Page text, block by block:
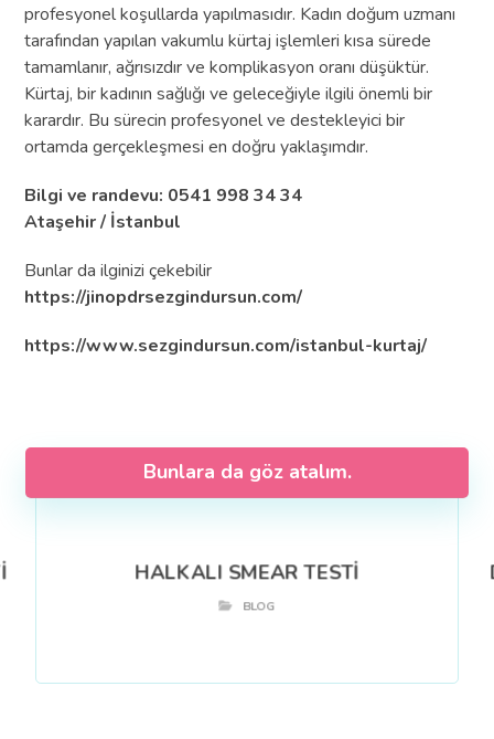
profesyonel koşullarda yapılmasıdır. Kadın doğum uzmanı
tarafından yapılan vakumlu kürtaj işlemleri kısa sürede
tamamlanır, ağrısızdır ve komplikasyon oranı düşüktür.
Kürtaj, bir kadının sağlığı ve geleceğiyle ilgili önemli bir
karardır. Bu sürecin profesyonel ve destekleyici bir
ortamda gerçekleşmesi en doğru yaklaşımdır.
Bilgi ve randevu: 0541 998 34 34
Ataşehir / İstanbul
Bunlar da ilginizi çekebilir
https://jinopdrsezgindursun.com/
https://www.sezgindursun.com/istanbul-kurtaj/
Bunlara da göz atalım.
HALKALI SMEAR TESTİ
BLOG